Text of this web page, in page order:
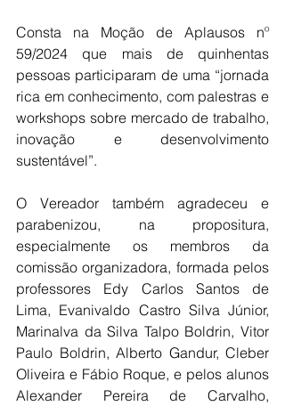
Consta na Moção de Aplausos nº
59/2024 que mais de quinhentas
pessoas participaram de uma “jornada
rica em conhecimento, com palestras e
workshops sobre mercado de trabalho,
inovação e desenvolvimento
sustentável”.
O Vereador também agradeceu e
parabenizou, na propositura,
especialmente os membros da
comissão organizadora, formada pelos
professores Edy Carlos Santos de
Lima, Evanivaldo Castro Silva Júnior,
Marinalva da Silva Talpo Boldrin, Vitor
Paulo Boldrin, Alberto Gandur, Cleber
Oliveira e Fábio Roque, e pelos alunos
Alexander Pereira de Carvalho,